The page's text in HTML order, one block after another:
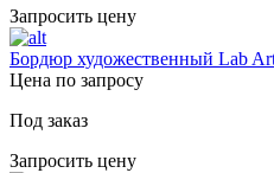
Запросить цену
Бордюр художественный Lab
Цена по запросу
Под заказ
Запросить цену